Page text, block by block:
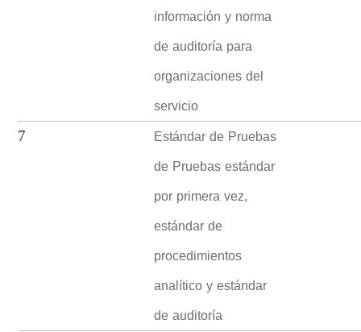
información y norma
de auditoría para
organizaciones del
servicio
7
Estándar de Pruebas
de Pruebas estándar
por primera vez,
estándar de
procedimientos
analítico y estándar
de auditoría